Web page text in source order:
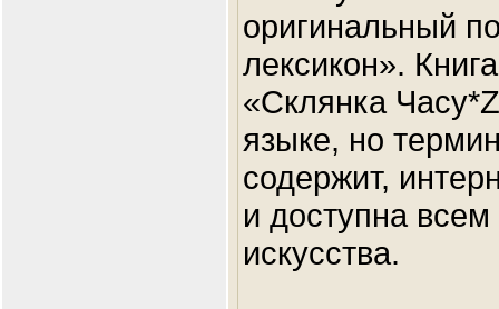
оригинальный
лексикон».
«Склянка
языке, но
содержит,
и доступна
искусства.